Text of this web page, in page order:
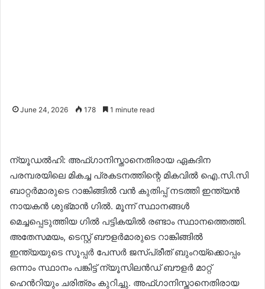
June 24, 2026 178 1 minute read
ന്യൂഡൽഹി: അഫ്ഗാനിസ്താനെതിരായ ഏകദിന
പരമ്പരയിലെ മികച്ച പ്രകടനത്തിന്റെ മികവിൽ ഐ.സി.സി
ബാറ്റർമാരുടെ റാങ്കിങ്ങിൽ വൻ കുതിപ്പ് നടത്തി ഇന്ത്യൻ
നായകൻ ശുഭ്മാൻ ഗിൽ. മൂന്ന് സ്ഥാനങ്ങൾ
മെച്ചപ്പെടുത്തിയ ഗിൽ പട്ടികയിൽ രണ്ടാം സ്ഥാനത്തെത്തി.
അതേസമയം, ടെസ്റ്റ് ബൗളർമാരുടെ റാങ്കിങ്ങിൽ
ഇന്ത്യയുടെ സൂപ്പർ പേസർ ജസ്പ്രീത് ബുംറയ്ക്കൊപ്പം
ഒന്നാം സ്ഥാനം പങ്കിട്ട് ന്യൂസിലൻഡ് ബൗളർ മാറ്റ്
ഹെൻറിയും ചരിത്രം കുറിച്ചു. അഫ്ഗാനിസ്താനെതിരായ